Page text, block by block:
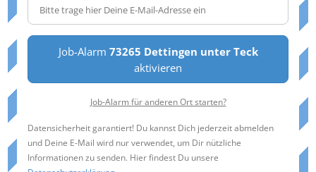
Job-Alarm 73265 Dettingen unter Teck
aktivieren
Job-Alarm für anderen Ort starten?
Datensicherheit garantiert! Du kannst Dich jederzeit abmelden
und Deine E-Mail wird nur verwendet, um Dir nützliche
Informationen zu senden. Hier findest Du unsere